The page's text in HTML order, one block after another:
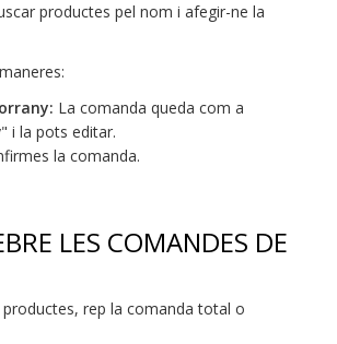
productes pel nom i afegir-ne la
La comanda queda com a
i la pots editar.
la comanda.
LES COMANDES DE
rep la comanda total o